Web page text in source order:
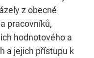
z obecné
pracovníků,
hodnotového a
a jejich přístupu k